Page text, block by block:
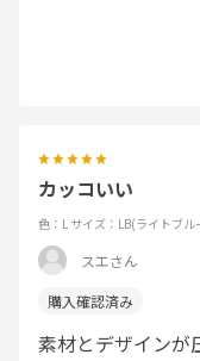
カッコいい
色：L サイズ：LB(ライトブル
スエさん
素材とデザインが